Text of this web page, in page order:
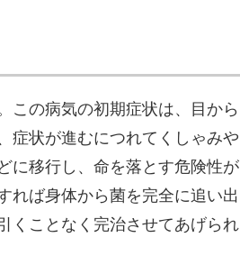
この病気の初期症状は、目から
症状が進むにつれてくしゃみや
に移行し、命を落とす危険性が
れば身体から菌を完全に追い出
くことなく完治させてあげられ